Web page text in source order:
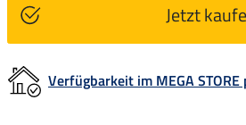
Jetzt
Verfügbarkeit im MEGA